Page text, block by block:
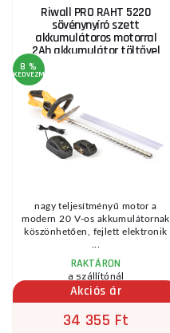
Riwall PRO RAHT 5220
sövénynyíró szett
akkumulátoros motorral
2Ah akkumulátor töltővel
8 %
KEDVEZMÉNY
nagy teljesítményű motor a
modern 20 V-os akkumulátornak
köszönhetően, fejlett elektronik
RAKTÁRON
a szállítónál
Akciós ár
34 355 Ft